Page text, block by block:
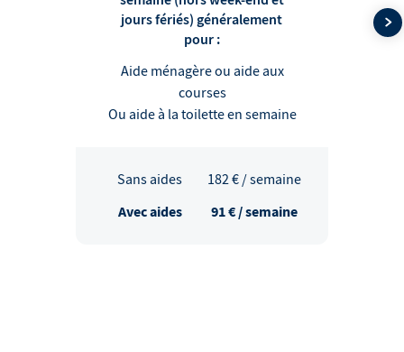
jours fériés) généralement
pour :
Aide ménagère ou aide aux
courses
Ou aide à la toilette en semaine
Sans aides 182€ / semaine
Avec aides 91€ / semaine